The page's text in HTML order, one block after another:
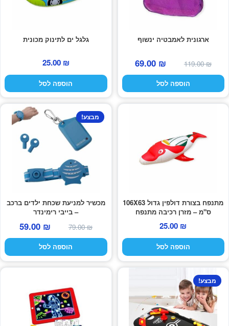
ארגונית לאמבטיה ינשוף
119.00₪
המחיר
המקורי
היה:
69.00 ₪
המחיר
הנוכחי
הוא:
הוספה לסל
גלגל ים לתינוק מכונית
25.00 ₪
הוספה לסל
מתנפח בצורת דולפין גדול 106X63
ס"מ – מזרן רכיבה מתנפח
25.00 ₪
הוספה לסל
מכשיר למניעת שכחת ילדים ברכב
– בייבי רימינדר
מבצע!
79.00₪
המחיר
המקורי
היה:
59.00 ₪
הוא:
הוספה לסל
מבצע!